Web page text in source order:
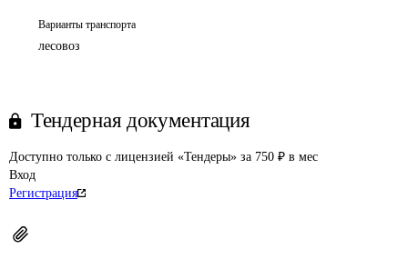
Варианты транспорта
лесовоз
Тендерная документация
Доступно только с лицензией «Тендеры» за 750 ₽ в мес
Вход
Регистрация